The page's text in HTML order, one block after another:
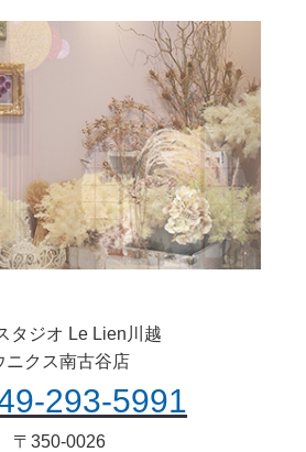
タジオ Le Lien川越
ニクス南古谷店
293-5991
〒 350-0026